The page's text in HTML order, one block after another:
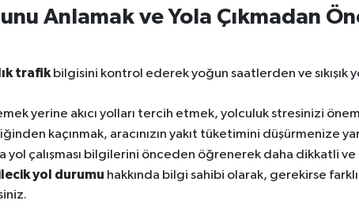
Anlamak ve Yola Çıkmadan
trafikbilgisini kontrol ederek yoğun saatlerden ve
yerine akıcı yolları tercih etmek, yolculuk stresinizi
kaçınmak, aracınızın yakıt tüketimini düşürmenize
yol çalışması bilgilerini önceden öğrenerek daha dikkatli
yol durumu hakkında bilgi sahibi olarak, gerekirse